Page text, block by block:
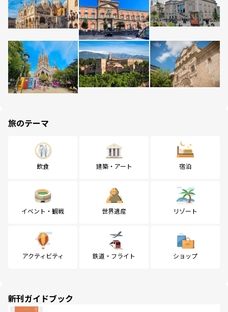
旅のテーマ
飲食 建築・アート 宿泊
イベント・観戦 世界遺産 リゾート
アクティビティ 鉄道・フライト ショップ
新刊ガイドブック